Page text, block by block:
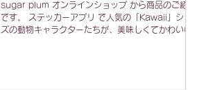
sugar plum オンラインショップ から商品のご紹介
です。 ステッカーアプリ で人気の「Kawaii」シリー
ズの動物キャラクターたちが、美味しくてかわいいス